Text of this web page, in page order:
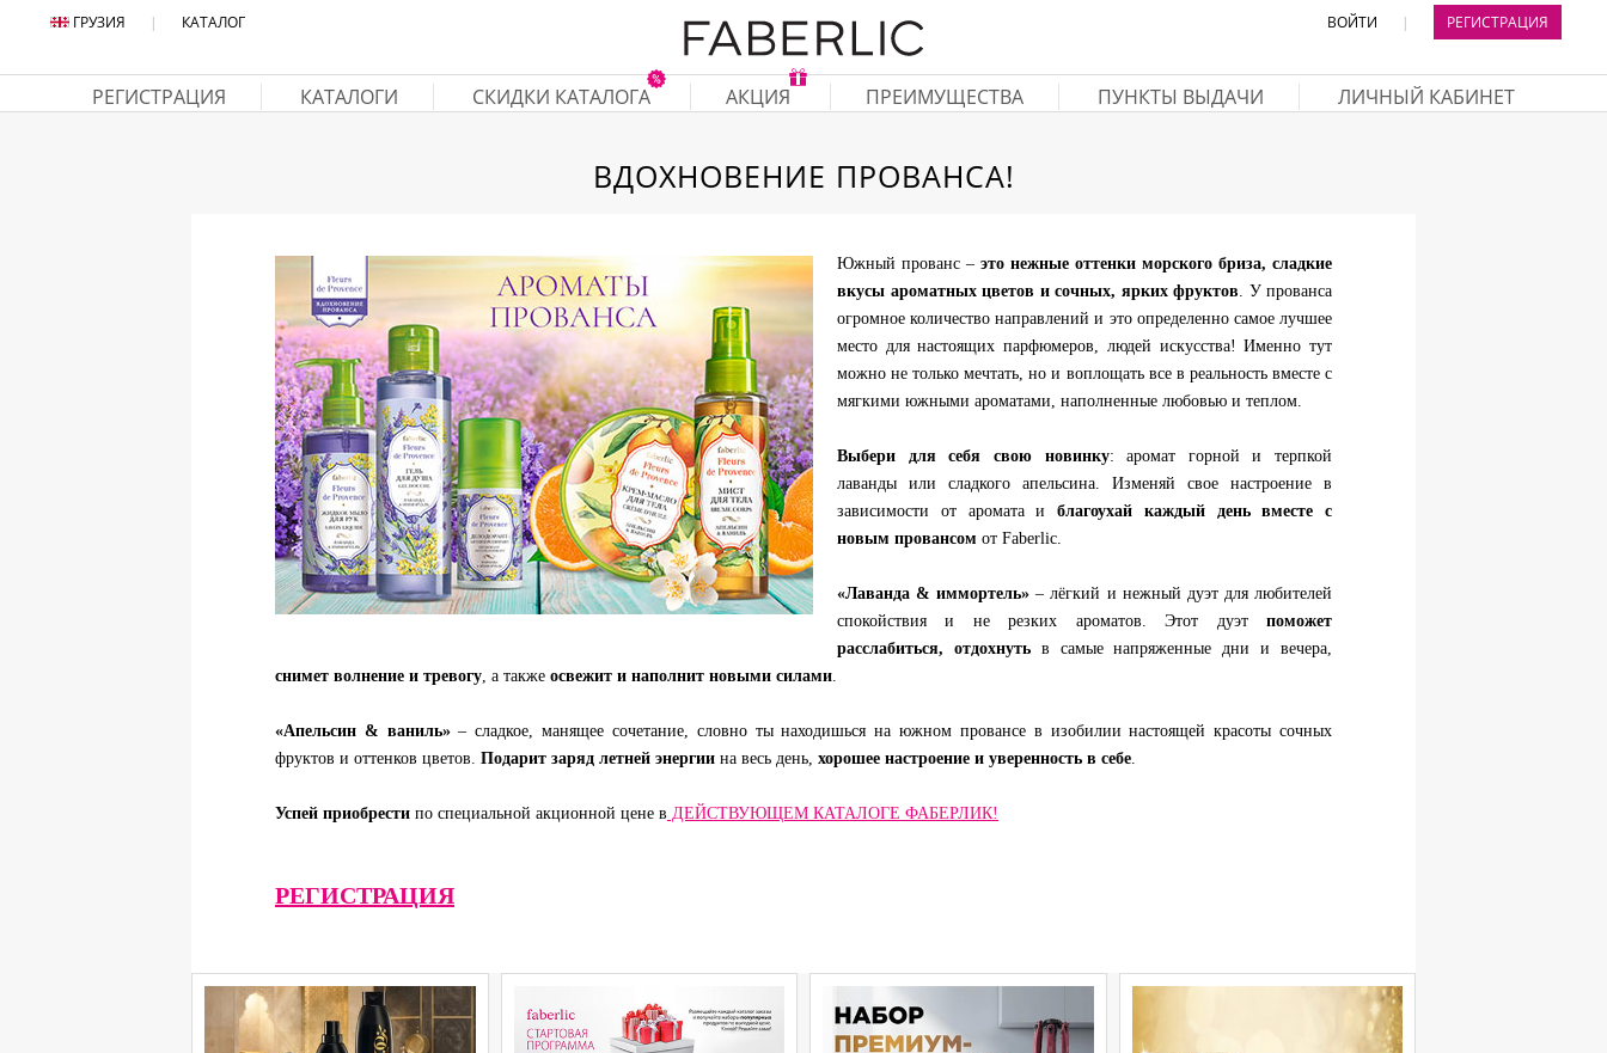
ГРУЗИЯ | КАТАЛОГ ВОЙТИ | РЕГИСТРАЦИЯ
РЕГИСТРАЦИЯ КАТАЛОГИ СКИДКИ КАТАЛОГА АКЦИЯ ПРЕИМУЩЕСТВА ПУНКТЫ ВЫДАЧИ ЛИЧНЫЙ КАБИНЕТ
ВДОХНОВЕНИЕ ПРОВАНСА!
Южный прованс – это нежные оттенки морского бриза, сладкие
вкусы ароматных цветов и сочных, ярких фруктов. У прованса
огромное количество направлений и это определенно самое лучшее
место для настоящих парфюмеров, людей искусства! Именно тут
можно не только мечтать, но и воплощать все в реальность вместе с
мягкими южными ароматами, наполненные любовью и теплом.
Выбери для себя свою новинку: аромат горной и терпкой
лаванды или сладкого апельсина. Изменяй свое настроение в
зависимости от аромата и благоухай каждый день вместе с
новым провансом от Faberlic.
«Лаванда & иммортель» – лёгкий и нежный дуэт для любителей
спокойствия и не резких ароматов. Этот дуэт поможет
расслабиться, отдохнутьв самые напряженные дни и вечера,
снимет волнение и тревогу, а также освежит и наполнит новыми силами.
«Апельсин & ваниль»– сладкое, манящее сочетание, словно ты находишься на южном провансе в изобилии настоящей красоты сочных
фруктов и оттенков цветов. Подарит заряд летней энергии на весь день, хорошее настроение и уверенность в себе.
Успей приобрести по специальной акционной цене в ДЕЙСТВУЮЩЕМ КАТАЛОГЕ ФАБЕРЛИК!
РЕГИСТРАЦИЯ